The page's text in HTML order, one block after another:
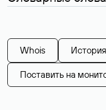
Whois
Поставить на